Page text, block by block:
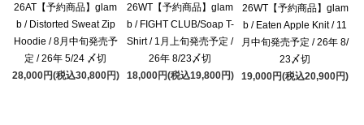
26AT【予約商品】glam
b / Distorted Sweat Zip
Hoodie / 8月中旬発売予
定 / 26年 5/24 〆切
28,000円(税込30,800円)
26WT【予約商品】glam
b / FIGHT CLUB/Soap T-
Shirt / 1月上旬発売予定 /
26年 8/23〆切
18,000円(税込19,800円)
26WT【予約商品】glam
b / Eaten Apple Knit / 11
月中旬発売予定 / 26年 8/
23〆切
19,000円(税込20,900円)